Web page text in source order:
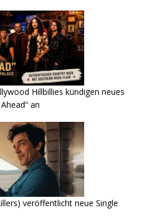
Hillbillies kündigen neues
an
veröffentlicht neue Single